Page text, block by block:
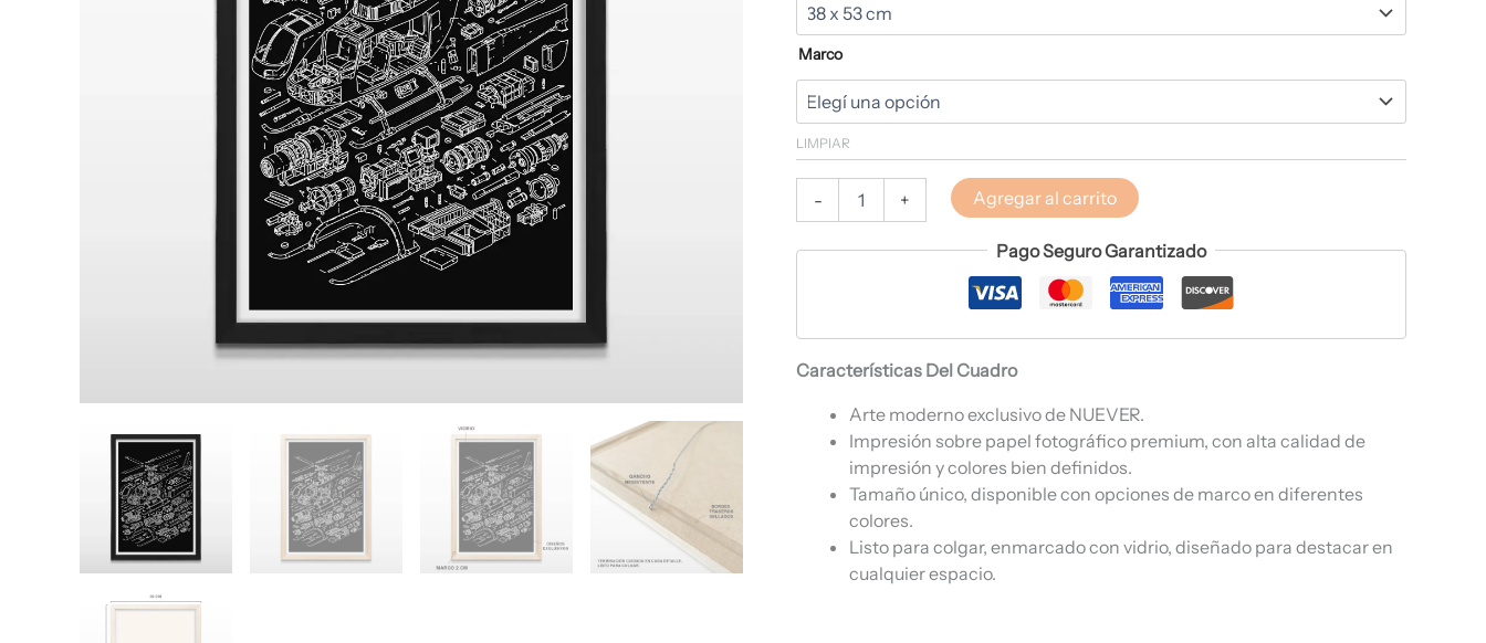
Marco
LIMPIAR
- + Agregar al carrito
Pago Seguro Garantizado
Características Del Cuadro
Arte moderno exclusivo de NUEVER.
Impresión sobre papel fotográfico premium, con alta calidad de
impresión y colores bien definidos.
Tamaño único, disponible con opciones de marco en diferentes
colores.
Listo para colgar, enmarcado con vidrio, diseñado para destacar en
cualquier espacio.